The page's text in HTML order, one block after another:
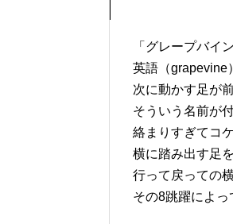
「グレープバイ
英語（grapevine
次に動かす足が
そういう名前が
絡まりすぎてコ
横に踏み出す足
行って戻っての
その8跳躍によっ